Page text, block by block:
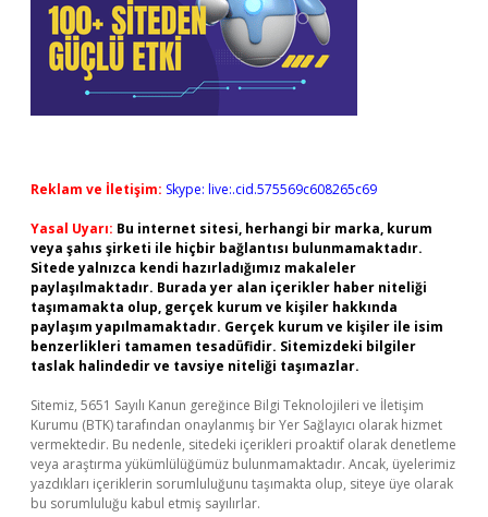
Reklam ve İletişim: Skype: live:.cid.575569c608265c69
Yasal Uyarı: Bu internet sitesi, herhangi bir marka, kurum
veya şahıs şirketi ile hiçbir bağlantısı bulunmamaktadır.
Sitede yalnızca kendi hazırladığımız makaleler
paylaşılmaktadır. Burada yer alan içerikler haber niteliği
taşımamakta olup, gerçek kurum ve kişiler hakkında
paylaşım yapılmamaktadır. Gerçek kurum ve kişiler ile isim
benzerlikleri tamamen tesadüfidir. Sitemizdeki bilgiler
taslak halindedir ve tavsiye niteliği taşımazlar.
Sitemiz, 5651 Sayılı Kanun gereğince Bilgi Teknolojileri ve İletişim
Kurumu (BTK) tarafından onaylanmış bir Yer Sağlayıcı olarak hizmet
vermektedir. Bu nedenle, sitedeki içerikleri proaktif olarak denetleme
veya araştırma yükümlülüğümüz bulunmamaktadır. Ancak, üyelerimiz
yazdıkları içeriklerin sorumluluğunu taşımakta olup, siteye üye olarak
bu sorumluluğu kabul etmiş sayılırlar.